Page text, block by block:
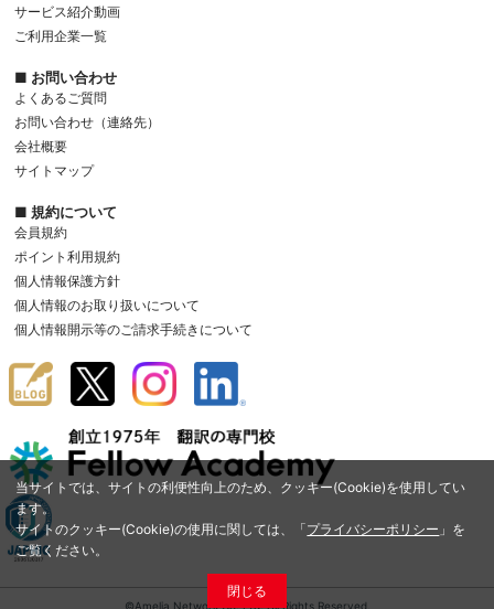
当サイトでは、サイトの利便性向上のため、クッキー(Cookie)を使用してい
ます。
サイトのクッキー(Cookie)の使用に関しては、「プライバシーポリシー 」を
ご覧ください。
閉じる
サービス紹介動画
ご利用企業一覧
■ お問い合わせ
よくあるご質問
お問い合わせ（連絡先）
会社概要
サイトマップ
■ 規約について
会員規約
ポイント利用規約
個人情報保護方針
個人情報のお取り扱いについて
個人情報開示等のご請求手続きについて
©Amelia Network Co.,Ltd. All Rights Reserved.